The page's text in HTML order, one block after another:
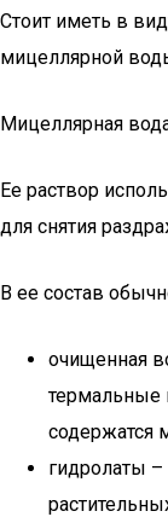
Стоит иметь в
мицеллярной
Мицеллярная
Ее раствор
для снятия
В ее состав
очищенная
термальные
содержатся
гидролаты –